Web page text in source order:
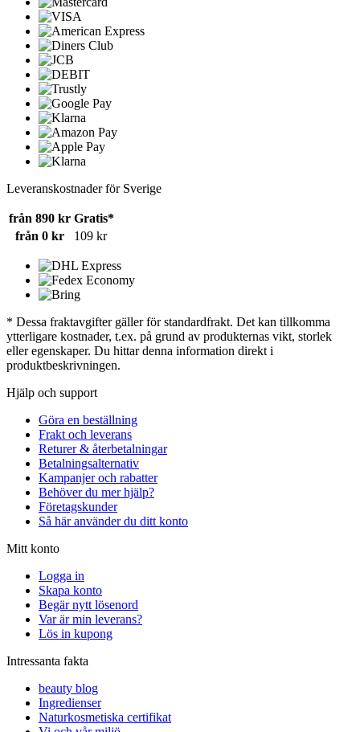
Leveranskostnader för Sverige
från 890 kr Gratis*
från 0 kr
109 kr
* Dessa fraktavgifter gäller för standardfrakt. Det kan tillkomma
ytterligare kostnader, t.ex. på grund av produkternas vikt, storlek
eller egenskaper. Du hittar denna information direkt i
produktbeskrivningen.
Hjälp och support
Göra en beställning
Frakt och leverans
Returer & återbetalningar
Betalningsalternativ
Kampanjer och rabatter
Behöver du mer hjälp?
Företagskunder
Så här använder du ditt konto
Mitt konto
Logga in
Skapa konto
Begär nytt lösenord
Var är min leverans?
Lös in kupong
Intressanta fakta
beauty blog
Ingredienser
Naturkosmetiska certifikat